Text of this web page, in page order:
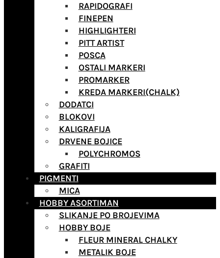
RAPIDOGRAFI
FINEPEN
HIGHLIGHTERI
PITT ARTIST
POSCA
OSTALI MARKERI
PROMARKER
KREDA MARKERI(CHALK)
DODATCI
BLOKOVI
KALIGRAFIJA
DRVENE BOJICE
POLYCHROMOS
GRAFITI
PIGMENTI
MICA
HOBBY ASORTIMAN
SLIKANJE PO BROJEVIMA
HOBBY BOJE
FLEUR MINERAL CHALKY
METALIK BOJE